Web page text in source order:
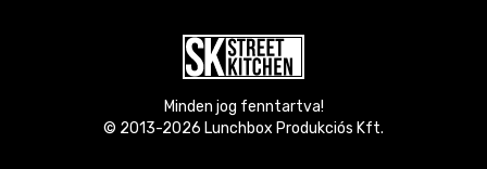
Minden jog fenntartva!
© 2013-2026 Lunchbox Produkciós Kft.